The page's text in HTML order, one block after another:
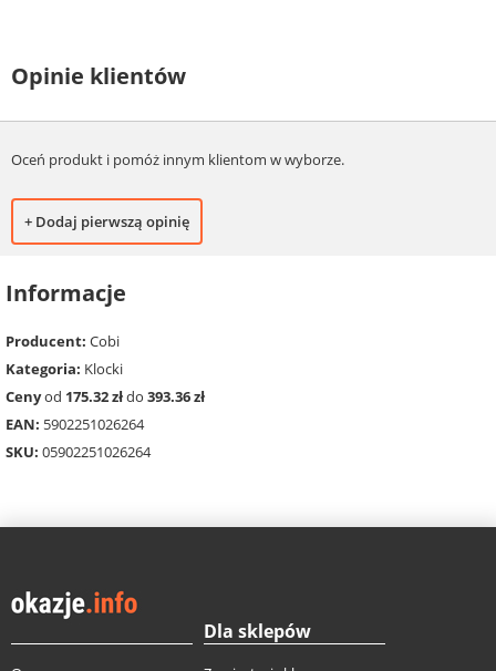
Opinie klientów
Oceń produkt i pomóż innym klientom w wyborze.
+ Dodaj pierwszą opinię
Informacje
Producent: Cobi
Kategoria: Klocki
Cenyod 175.32 złdo 393.36 zł
EAN: 5902251026264
SKU: 05902251026264
Dla sklepów